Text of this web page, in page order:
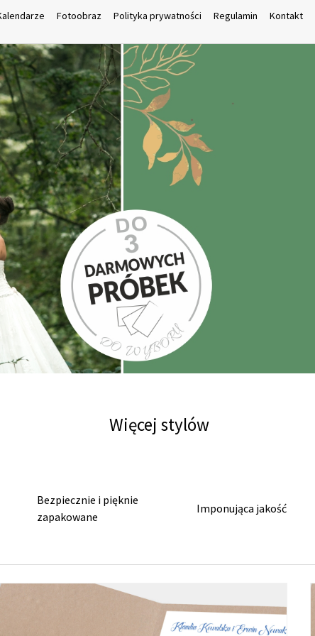
Fotoobraz Polityka prywatności Regulamin Kontakt
Więcej stylów
Bezpiecznie i pięknie
zapakowane
Imponująca jakość